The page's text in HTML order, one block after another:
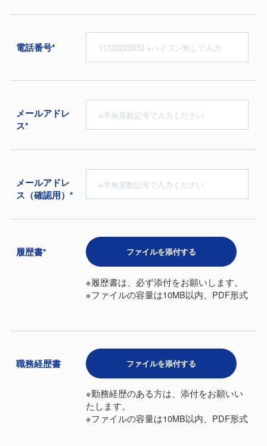
電話番号*
メールアドレ
ス*
メールアドレ
ス（確認用）*
履歴書* ファイルを添付する
※履歴書は、必ず添付をお願いします。
※ファイルの容量は10MB以内、PDF形式
職務経歴書 ファイルを添付する
※勤務経歴のある方は、添付をお願いい
たします。
※ファイルの容量は10MB以内、PDF形式